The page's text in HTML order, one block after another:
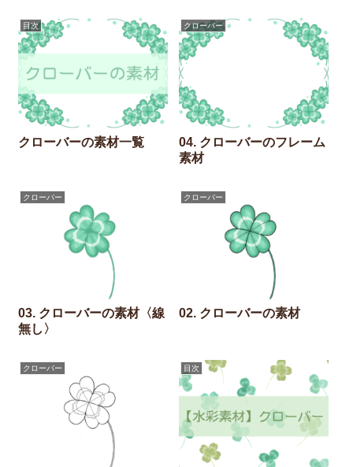
目次
クローバーの素材一覧
クローバー
04. クローバーのフレーム
素材
クローバー
03. クローバーの素材〈線
無し〉
クローバー
02. クローバーの素材
クローバー 目次